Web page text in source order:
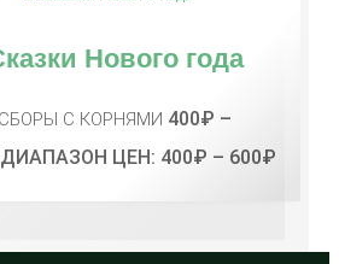
Нового года
СБОРЫ С КОРНЯМИ 400₽ –
ДИАПАЗОН ЦЕН: 400₽ – 600₽